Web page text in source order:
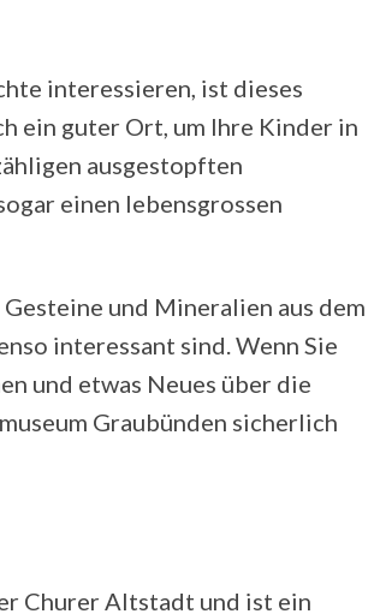
interessieren, ist dieses
ein guter Ort, um Ihre Kinder in
ausgestopften
einen lebensgrossen
und Mineralien aus dem
interessant sind. Wenn Sie
und etwas Neues über die
Graubünden sicherlich
Churer Altstadt und ist ein